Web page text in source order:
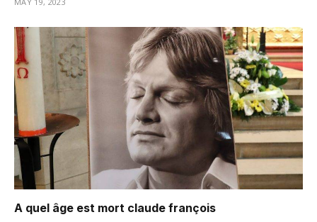
A quel âge est mort claude françois